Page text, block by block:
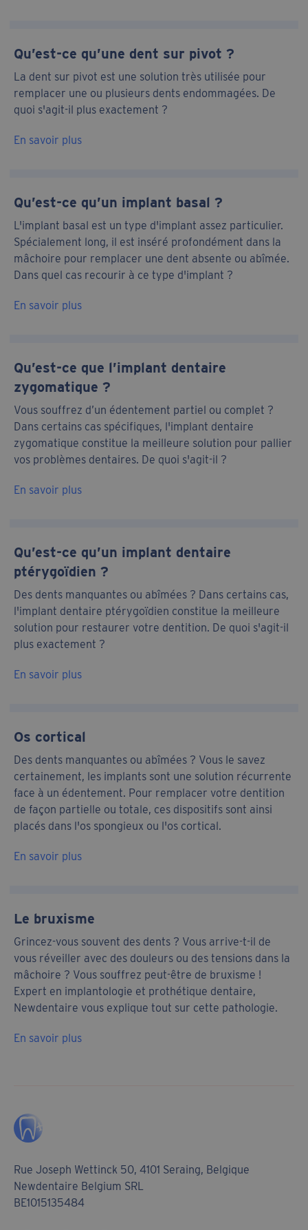
Qu’est-ce qu’une dent sur pivot ?
La dent sur pivot est une solution très utilisée pour
remplacer une ou plusieurs dents endommagées. De
quoi s'agit-il plus exactement ?
En savoir plus
Qu’est-ce qu’un implant basal ?
L'implant basal est un type d'implant assez particulier.
Spécialement long, il est inséré profondément dans la
mâchoire pour remplacer une dent absente ou abîmée.
Dans quel cas recourir à ce type d'implant ?
En savoir plus
Qu’est-ce que l’implant dentaire
zygomatique ?
Vous souffrez d’un édentement partiel ou complet ?
Dans certains cas spécifiques, l'implant dentaire
zygomatique constitue la meilleure solution pour pallier
vos problèmes dentaires. De quoi s'agit-il ?
En savoir plus
Qu’est-ce qu’un implant dentaire
ptérygoïdien ?
Des dents manquantes ou abîmées ? Dans certains cas,
l'implant dentaire ptérygoïdien constitue la meilleure
solution pour restaurer votre dentition. De quoi s'agit-il
plus exactement ?
En savoir plus
Os cortical
Des dents manquantes ou abîmées ? Vous le savez
certainement, les implants sont une solution récurrente
face à un édentement. Pour remplacer votre dentition
de façon partielle ou totale, ces dispositifs sont ainsi
placés dans l'os spongieux ou l'os cortical.
En savoir plus
Le bruxisme
Grincez-vous souvent des dents ? Vous arrive-t-il de
vous réveiller avec des douleurs ou des tensions dans la
mâchoire ? Vous souffrez peut-être de bruxisme !
Expert en implantologie et prothétique dentaire,
Newdentaire vous explique tout sur cette pathologie.
En savoir plus
Rue Joseph Wettinck 50, 4101 Seraing, Belgique
Newdentaire Belgium SRL
BE1015135484